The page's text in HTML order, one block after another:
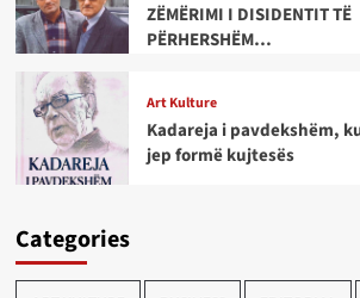
ZËMËRIMI I DISIDENTIT TË
PËRHERSHËM…
Art Kulture
Kadareja i pavdekshëm,
jep formë kujtesës
Categories